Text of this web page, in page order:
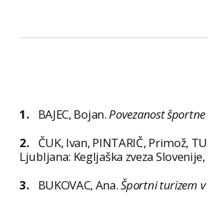
1. BAJEC, Bojan.Povezanost
2. ČUK, Ivan, PINTARIČ, Primož,
Ljubljana: Kegljaška zveza
3. BUKOVAC, Ana.Športni turizem v